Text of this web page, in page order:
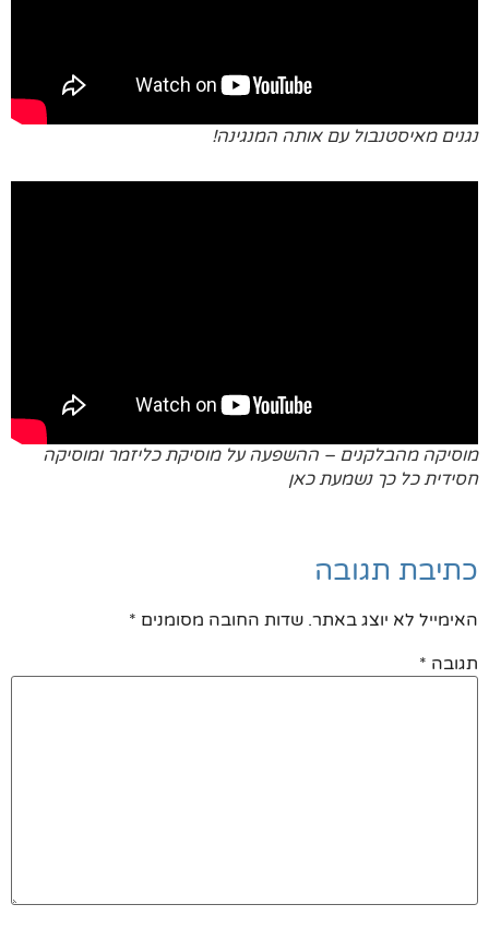
נגנים מאיסטנבול עם אותה המנגינה!
מוסיקה מהבלקנים – ההשפעה על מוסיקת כליזמר ומוסיקה
חסידית כל כך נשמעת כאן
כתיבת תגובה
האימייל לא יוצג באתר. שדות החובה מסומנים *
תגובה *